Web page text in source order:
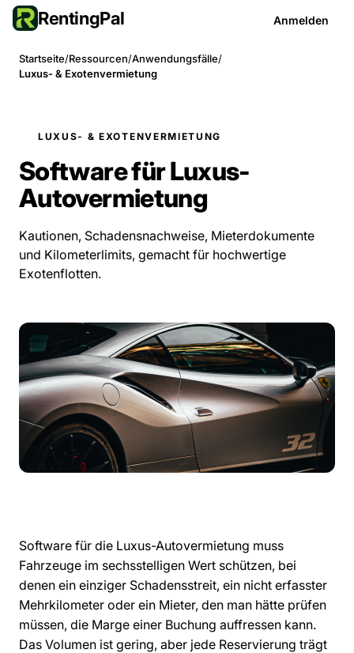
RentingPal Anmelden
Startseite/Ressourcen/Anwendungsfälle/
Luxus- & Exotenvermietung
LUXUS- & EXOTENVERMIETUNG
Software für Luxus-
Autovermietung
Kautionen, Schadensnachweise, Mieterdokumente
und Kilometerlimits, gemacht für hochwertige
Exotenflotten.
Software für die Luxus-Autovermietung muss
Fahrzeuge im sechsstelligen Wert schützen, bei
denen ein einziger Schadensstreit, ein nicht erfasster
Mehrkilometer oder ein Mieter, den man hätte prüfen
müssen, die Marge einer Buchung auffressen kann.
Das Volumen ist gering, aber jede Reservierung trägt